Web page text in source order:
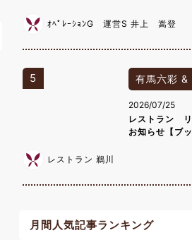
ｵﾍﾟﾚｰｼｮﾝG 運営S 井上 嵩登
5 有馬六彩 &
2026/07/25
レストラン リ
お知らせ【ブッ
レストラン 鵜川
月間人気記事ランキング